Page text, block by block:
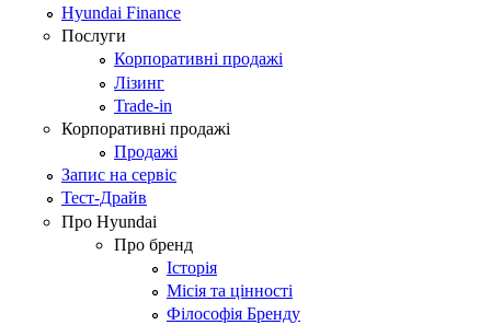
Hyundai Finance
Послуги
Корпоративні продажі
Лізинг
Trade-in
Корпоративні продажі
Продажі
Запис на сервіс
Тест-Драйв
Про Hyundai
Про бренд
Історія
Місія та цінності
Філософія Бренду